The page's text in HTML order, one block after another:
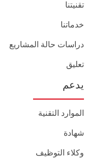
تقنيتنا
خدماتنا
دراسات حالة المشاريع
تعليق
يدعم
الموارد التقنية
شهادة
وكلاء التوظيف